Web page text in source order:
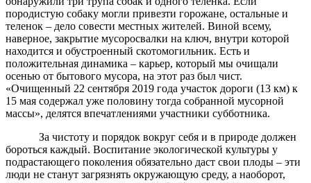
породистую собаку могли привезти горожане, остальные и
теленок – дело совести местных жителей. Виной всему,
наверное, закрытие мусоросвалки на ключ, внутри которой
находится и обустроенный скотомогильник. Есть и
положительная динамика ­– карьер, который мы очищали
осенью от бытового мусора, на этот раз был чист.
«Очищенный 22 сентября 2019 года участок дороги (13 км) к
15 мая содержал уже половину тогда собранной мусорной
массы», делятся впечатлениями участники субботника.
За чистоту и порядок вокруг себя и в природе должен
бороться каждый. Воспитание экологической культуры у
подрастающего поколения обязательно даст свои плоды – эти
люди не станут загрязнять окружающую среду, а наоборот,